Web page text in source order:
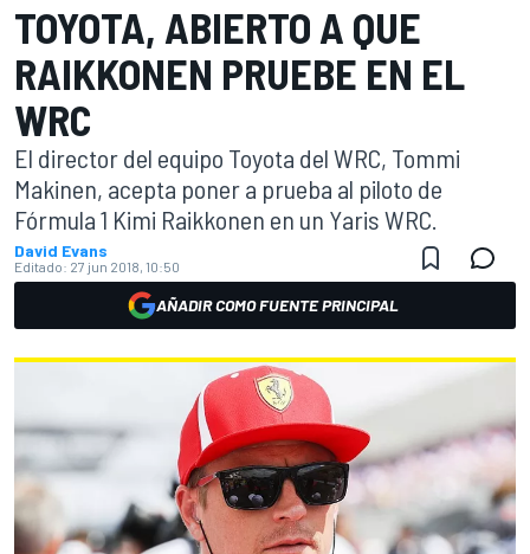
TOYOTA, ABIERTO A QUE
RAIKKONEN PRUEBE EN EL
WRC
El director del equipo Toyota del WRC, Tommi
Makinen, acepta poner a prueba al piloto de
Fórmula 1 Kimi Raikkonen en un Yaris WRC.
David Evans
Editado: 27 jun 2018, 10:50
AÑADIR COMO FUENTE PRINCIPAL